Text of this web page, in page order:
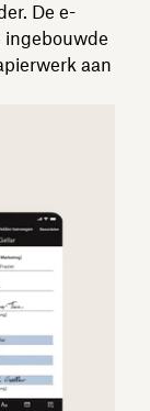
De e-
ingebouwde
aan